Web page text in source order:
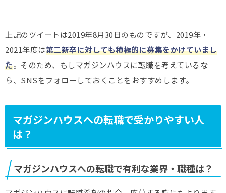
上記のツイートは2019年8月30日のものですが、2019年・
2021年度は第二新卒に対しても積極的に募集をかけていまし
た。そのため、もしマガジンハウスに転職を考えているな
ら、SNSをフォローしておくことをおすすめします。
マガジンハウスへの転職で受かりやすい人
は？
マガジンハウスへの転職で有利な業界・職種は？